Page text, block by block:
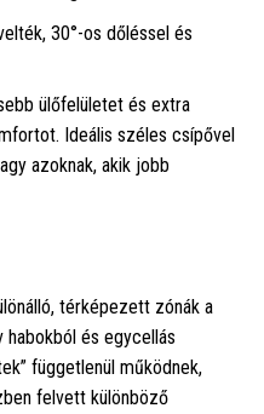
30°-os dőléssel és
ülőfelületet és extra
Ideális széles csípővel
azoknak, akik jobb
térképezett zónák a
habokból és egycellás
függetlenül működnek,
felvett különböző